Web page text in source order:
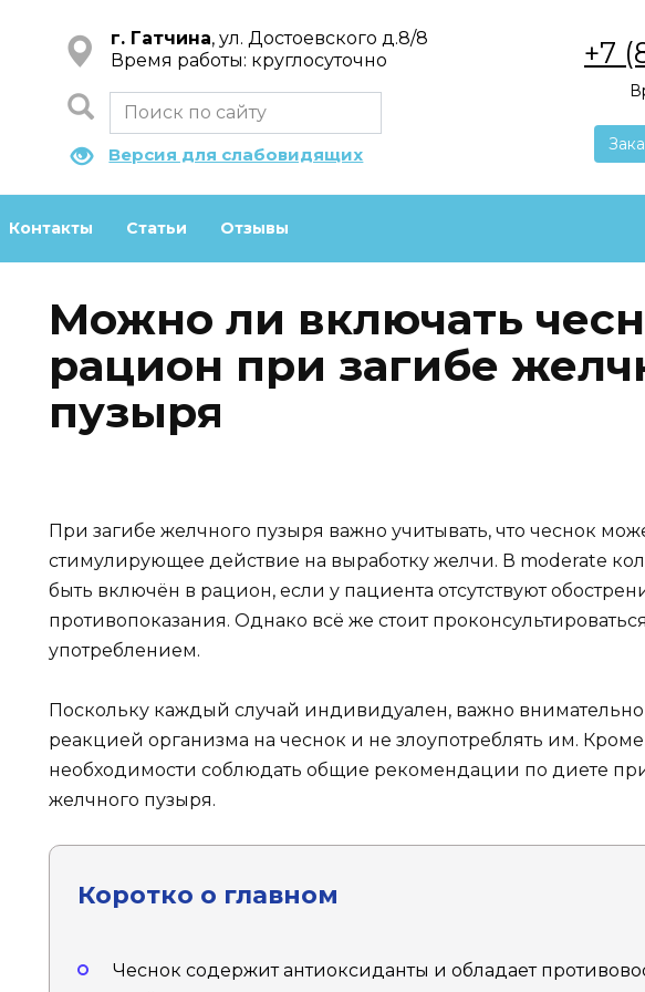
г. Гатчина, ул. Достоевского д.8/8
Время работы: круглосуточно
Версия для слабовидящих
+7
Контакты Статьи Отзывы
Можно ли включать
рацион при загибе
пузыря
При загибе желчного пузыря важно учитывать, что чеснок
стимулирующее действие на выработку желчи. В moderate
быть включён в рацион, если у пациента отсутствуют
противопоказания. Однако всё же стоит
употреблением.
Поскольку каждый случай индивидуален, важно внимательно
реакцией организма на чеснок и не злоупотреблять им. Кроме
необходимости соблюдать общие рекомендации по диете
желчного пузыря.
Коротко о главном
Чеснок содержит антиоксиданты и обладает